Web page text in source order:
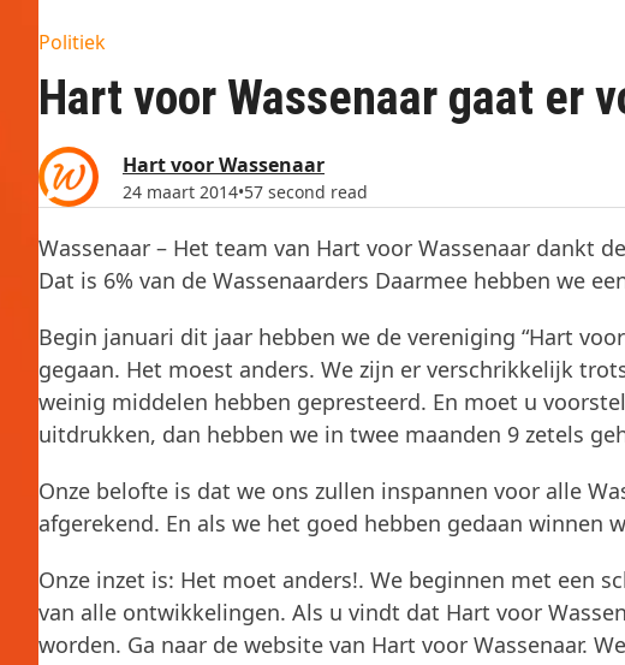
Politiek
Hart voor Wassenaar gaat er
Hart voor Wassenaar
24 maart 2014•57 second read
Wassenaar – Het team van Hart voor Wassenaar dankt
Dat is 6% van de Wassenaarders Daarmee hebben we
Begin januari dit jaar hebben we de vereniging “Hart
gegaan. Het moest anders. We zijn er verschrikkelijk
weinig middelen hebben gepresteerd. En moet u
uitdrukken, dan hebben we in twee maanden 9 zetels
Onze belofte is dat we ons zullen inspannen voor alle
afgerekend. En als we het goed hebben gedaan winnen
Onze inzet is: Het moet anders!. We beginnen met een
van alle ontwikkelingen. Als u vindt dat Hart voor
worden. Ga naar de website van Hart voor Wassenaar.